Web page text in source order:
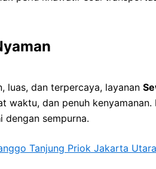
luas, dan terpercaya, layanan
waktu, dan penuh
dengan sempurna.
Tanjung Priok Jakarta Utara